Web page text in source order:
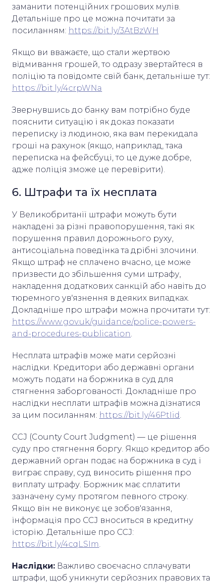
заманити потенційних грошових мулів.
Детальніше про це можна почитати за
посиланням: https://bit.ly/3AtBzWH
Якщо ви вважаєте, що стали жертвою
відмивання грошей, то одразу звертайтеся в
поліцію та повідомте свій банк, детальніше тут:
https://bit.ly/4crpWNa
Звернувшись до банку вам потрібно буде
пояснити ситуацію і як доказ показати
переписку із людиною, яка вам перекидала
гроші на рахунок (якщо, наприклад, така
переписка на фейсбуці, то це дуже добре,
адже поліція зможе це перевірити).
6. Штрафи та їх несплата
У Великобританії штрафи можуть бути
накладені за різні правопорушення, такі як
порушення правил дорожнього руху,
антисоціальна поведінка та дрібні злочини.
Якщо штраф не сплачено вчасно, це може
призвести до збільшення суми штрафу,
накладення додаткових санкцій або навіть до
тюремного ув'язнення в деяких випадках.
Докладніше про штрафи можна прочитати тут:
https://www.gov.uk/guidance/police-powers-
and-procedures-publication
Несплата штрафів може мати серйозні
наслідки. Кредитори або державні органи
можуть подати на боржника в суд для
стягнення заборгованості. Докладніше про
наслідки несплати штрафів можна дізнатися
за цим посиланням: https://bit.ly/46PtIid
CCJ (County Court Judgment) — це рішення
суду про стягнення боргу. Якщо кредитор або
державний орган подає на боржника в суд і
виграє справу, суд виносить рішення про
виплату штрафу. Боржник має сплатити
зазначену суму протягом певного строку.
Якщо він не виконує це зобов'язання,
інформація про CCJ вноситься в кредитну
історію. Детальніше про CCJ:
https://bit.ly/4cqLSIm
Наслідки: Важливо своєчасно сплачувати
штрафи, щоб уникнути серйозних правових та